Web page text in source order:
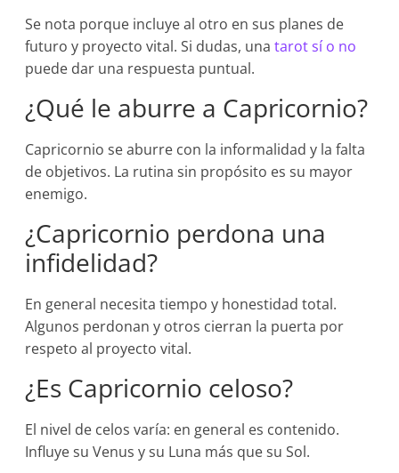
Se nota porque incluye al otro en sus planes de
futuro y proyecto vital. Si dudas, unatarot sí o no
puede dar una respuesta puntual.
¿Qué le aburre a Capricornio?
Capricornio se aburre con la informalidad y la falta
de objetivos. La rutina sin propósito es su mayor
enemigo.
¿Capricornio perdona una
infidelidad?
En general necesita tiempo y honestidad total.
Algunos perdonan y otros cierran la puerta por
respeto al proyecto vital.
¿Es Capricornio celoso?
El nivel de celos varía: en general es contenido.
Influye su Venus y su Luna más que su Sol.